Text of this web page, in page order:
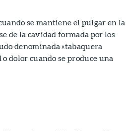
se mantiene el pulgar en la
de la cavidad formada por los
denominada «tabaquera
dolor cuando se produce una